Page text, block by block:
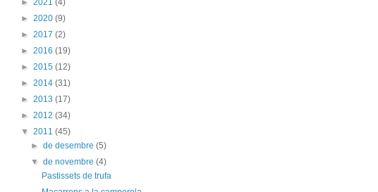
► 2021 (4)
► 2020 (9)
► 2017 (2)
► 2016 (19)
► 2015 (12)
► 2014 (31)
► 2013 (17)
► 2012 (34)
▼ 2011 (45)
►de desembre(5)
▼de novembre(4)
Pastissets de trufa